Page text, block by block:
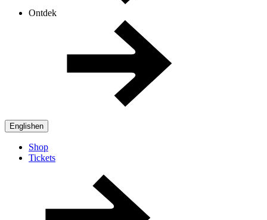
Ontdek
Englishen
Shop
Tickets